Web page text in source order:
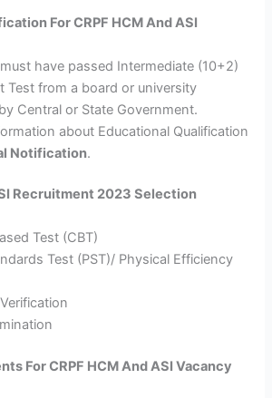
For CRPF HCM And ASI
have passed Intermediate (10+2)
Test from a board or university
Central or State Government.
about Educational Qualification
Notification.
Recruitment 2023 Selection
Test (CBT)
Test (PST)/ Physical Efficiency
For CRPF HCM And ASI Vacancy